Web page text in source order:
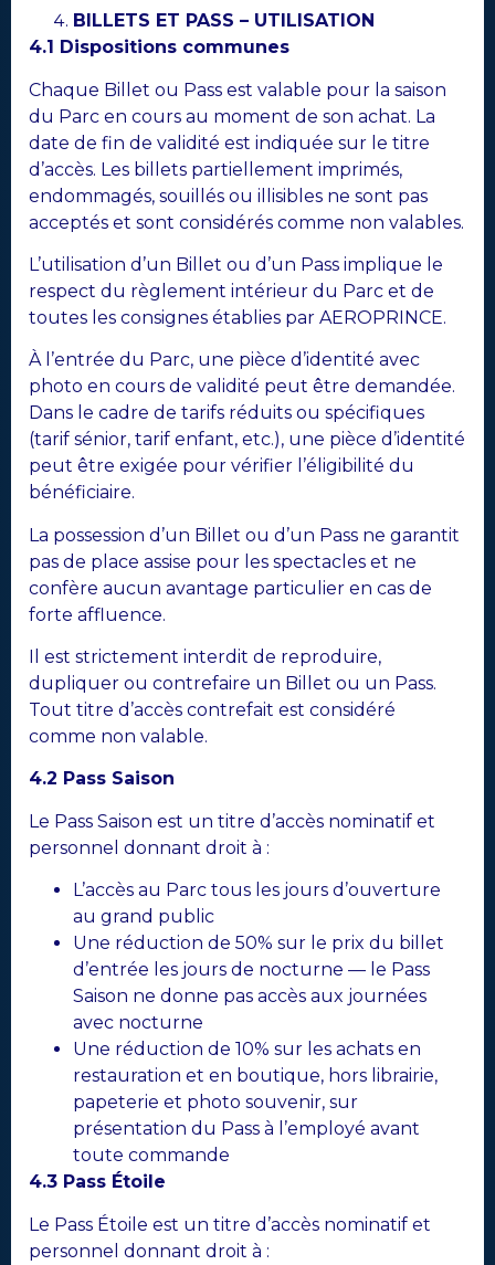
BILLETS ET PASS – UTILISATION
4.1 Dispositions communes
Chaque Billet ou Pass est valable pour la saison
du Parc en cours au moment de son achat. La
date de fin de validité est indiquée sur le titre
d’accès. Les billets partiellement imprimés,
endommagés, souillés ou illisibles ne sont pas
acceptés et sont considérés comme non valables.
L’utilisation d’un Billet ou d’un Pass implique le
respect du règlement intérieur du Parc et de
toutes les consignes établies par AEROPRINCE.
À l’entrée du Parc, une pièce d’identité avec
photo en cours de validité peut être demandée.
Dans le cadre de tarifs réduits ou spécifiques
(tarif sénior, tarif enfant, etc.), une pièce d’identité
peut être exigée pour vérifier l’éligibilité du
bénéficiaire.
La possession d’un Billet ou d’un Pass ne garantit
pas de place assise pour les spectacles et ne
confère aucun avantage particulier en cas de
forte affluence.
Il est strictement interdit de reproduire,
dupliquer ou contrefaire un Billet ou un Pass.
Tout titre d’accès contrefait est considéré
comme non valable.
4.2 Pass Saison
Le Pass Saison est un titre d’accès nominatif et
personnel donnant droit à :
L’accès au Parc tous les jours d’ouverture
au grand public
Une réduction de 50% sur le prix du billet
d’entrée les jours de nocturne — le Pass
Saison ne donne pas accès aux journées
avec nocturne
Une réduction de 10% sur les achats en
restauration et en boutique, hors librairie,
papeterie et photo souvenir, sur
présentation du Pass à l’employé avant
toute commande
4.3 Pass Étoile
Le Pass Étoile est un titre d’accès nominatif et
personnel donnant droit à :